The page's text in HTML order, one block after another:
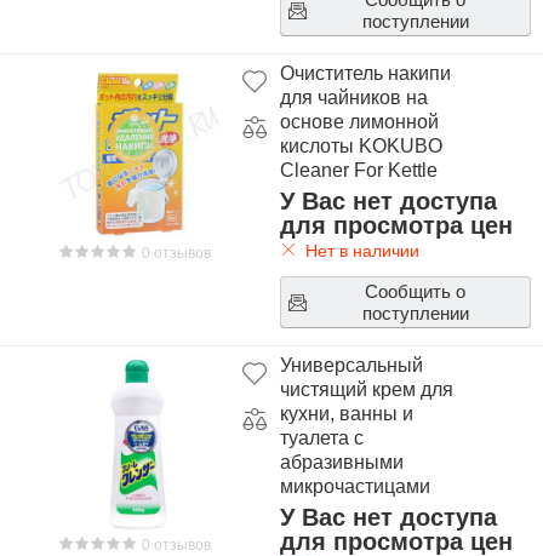
поступлении
0 отзывов
Очиститель накипи
для чайников на
основе лимонной
кислоты KOKUBO
Cleaner For Kettle
У Вас нет доступа
для просмотра цен
Нет в наличии
Сообщить о
поступлении
0 отзывов
Универсальный
чистящий крем для
кухни, ванны и
туалета с
абразивными
микрочастицами
FUNS Daiichi Cleaning
Cream
У Вас нет доступа
для просмотра цен